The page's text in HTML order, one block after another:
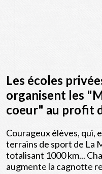
Les écoles
organisent les
coeur" au profit
Courageux élèves, qui,
terrains de sport de La
totalisant 1000 km...
augmente la cagnotte